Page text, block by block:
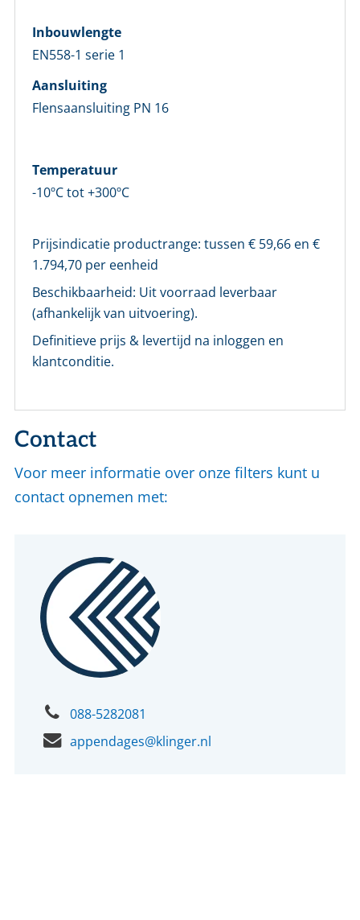
Inbouwlengte
EN558-1 serie 1
Aansluiting
Flensaansluiting PN 16
Temperatuur
-10ºC tot +300ºC
Prijsindicatie productrange: tussen € 59,66 en €
1.794,70 per eenheid
Beschikbaarheid: Uit voorraad leverbaar
(afhankelijk van uitvoering).
Definitieve prijs & levertijd na inloggen en
klantconditie.
Contact
Voor meer informatie over onze filters kunt u
contact opnemen met:
088-5282081
appendages@klinger.nl
Login
Nog geen account bij ons?
Maak eerst een persoonlijk account aan